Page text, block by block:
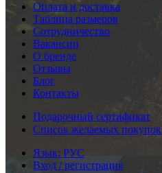
Оплата и доставка
Таблица размеров
Сотрудничество
Вакансии
О бренде
Отзывы
Блог
Контакты
Подарочный сертификат
Список желаемых покупок
Язык: РУС
Вход / регистрация